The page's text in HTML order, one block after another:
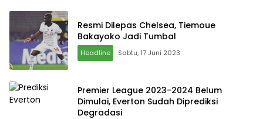
Resmi Dilepas Chelsea, Tiemoue
Bakayoko Jadi Tumbal
Headline Sabtu, 17 Juni 2023
Premier League 2023-2024 Belum
Dimulai, Everton Sudah Diprediksi
Degradasi